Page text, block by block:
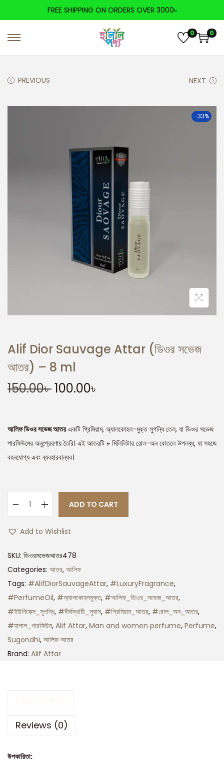
FREE SHIPPING ON ORDERS OVER 3000৳
0 0
PREVIOUS NEXT
-33%
Alif Dior Sauvage Attar (ডিওর সভেজ
আতর) – 8 ml
150.00৳100.00৳
আলিফ ডিওর সভেজ আতর একটি প্রিমিয়াম, অ্যালকোহল-মুক্ত সুগন্ধি তেল, যা ডিওর সভেজ
পারফিউমের অনুপ্রেরণায় তৈরি। এই আতরটি ৮ মিলিলিটার রোল-অন বোতলে উপলব্ধ, যা সহজে
বহনযোগ্য এবং ব্যবহারবান্ধব।
ADD TO CART
Add to Wishlist
SKU: ডিওরসভেজআতর478
Categories: আতর, আলিফ
Tags: #AlifDiorSauvageAttar, #LuxuryFragrance,
#PerfumeOil, #অ্যালকোহলমুক্ত, #আলিফ_ডিওর_সভেজ_আতর,
#ইউনিসেক্স_সুগন্ধি, #দীর্ঘস্থায়ী_সুবাস, #প্রিমিয়াম_আতর, #রোল_অন_আতর,
#হালাল_পারফিউম, Alif Attar, Man and women perfume, Perfume,
Sugondhi, আলিফ আতর
Brand: Alif Attar
Reviews (0)
উপকারিতা: